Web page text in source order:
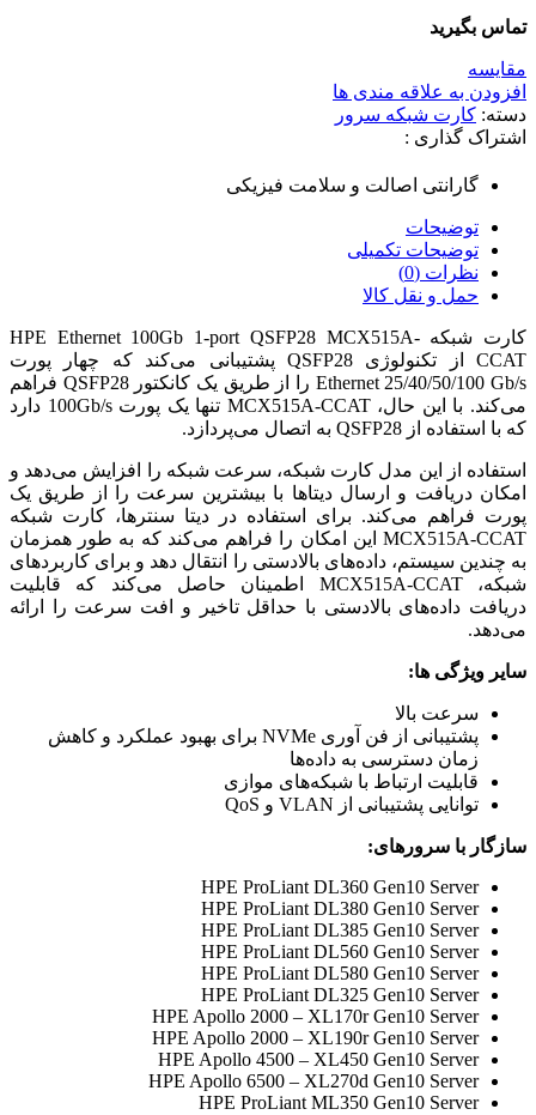
تماس بگیرید
مقایسه
افزودن به علاقه مندی ها
دسته: کارت شبکه سرور
اشتراک گذاری :
گارانتی اصالت و سلامت فیزیکی
توضیحات
توضیحات تکمیلی
نظرات (0)
حمل و نقل کالا
کارت شبکه HPE Ethernet 100Gb 1-port QSFP28 MCX515A-
CCAT از تکنولوژی QSFP28 پشتیبانی می‌کند که چهار پورت
Ethernet 25/40/50/100 Gb/s را از طریق یک کانکتور QSFP28 فراهم
می‌کند. با این حال، MCX515A-CCAT تنها یک پورت 100Gb/s دارد
که با استفاده از QSFP28 به اتصال می‌پردازد.
استفاده از این مدل کارت شبکه، سرعت شبکه را افزایش می‌دهد و
امکان دریافت و ارسال دیتاها با بیشترین سرعت را از طریق یک
پورت فراهم می‌کند. برای استفاده در دیتا سنترها، کارت شبکه
MCX515A-CCAT این امکان را فراهم می‌کند که به طور همزمان
به چندین سیستم، داده‌های بالادستی را انتقال دهد و برای کاربردهای
شبکه، MCX515A-CCAT اطمینان حاصل می‌کند که قابلیت
دریافت داده‌های بالادستی با حداقل تاخیر و افت سرعت را ارائه
می‌دهد.
سایر ویژگی ها:
سرعت بالا
پشتیبانی از فن آوری NVMe برای بهبود عملکرد و کاهش
زمان دسترسی به داده‌ها
قابلیت ارتباط با شبکه‌های موازی
توانایی پشتیبانی از VLAN و QoS
سازگار با سرورهای:
HPE ProLiant DL360 Gen10 Server
HPE ProLiant DL380 Gen10 Server
HPE ProLiant DL385 Gen10 Server
HPE ProLiant DL560 Gen10 Server
HPE ProLiant DL580 Gen10 Server
HPE ProLiant DL325 Gen10 Server
HPE Apollo 2000 – XL170r Gen10 Server
HPE Apollo 2000 – XL190r Gen10 Server
HPE Apollo 4500 – XL450 Gen10 Server
HPE Apollo 6500 – XL270d Gen10 Server
HPE ProLiant ML350 Gen10 Server